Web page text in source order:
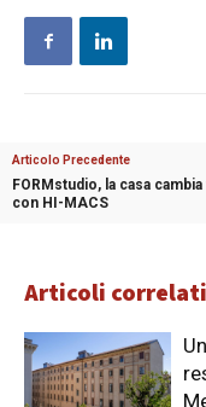
Articolo Precedente
FORMstudio, la casa
con HI-MACS
Articoli correlati